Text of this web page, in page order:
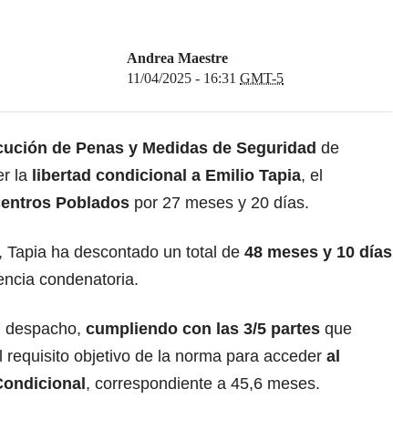
Andrea Maestre
11/04/2025 - 16:31 GMT-5
de Penas y Medidas de Seguridad de
la libertad condicional a Emilio Tapia, el
Poblados por 27 meses y 20 días.
ha descontado un total de 48 meses y 10 días
condenatoria.
despacho, cumpliendo con las 3/5 partes que
objetivo de la norma para acceder al
, correspondiente a 45,6 meses.